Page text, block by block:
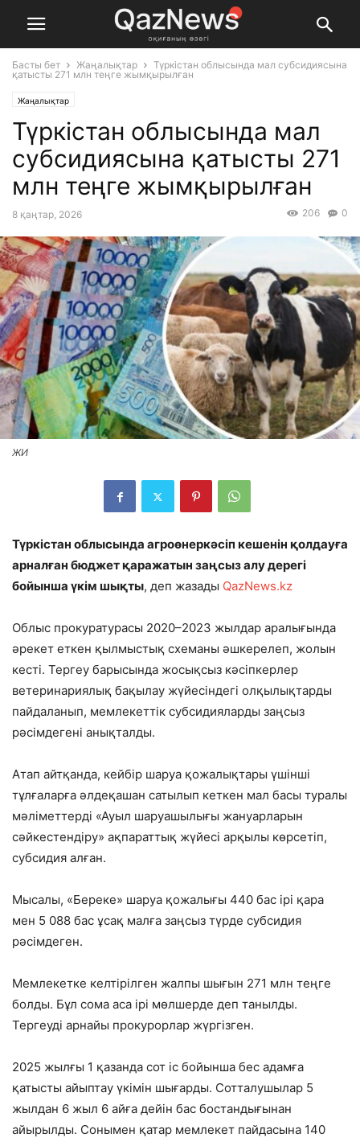
Басты бет Жаңалықтар
Түркістан облысында мал субсидиясына
қатысты 271 млн теңге жымқырылған
Жаңалықтар
Түркістан облысында мал
субсидиясына қатысты 271
млн теңге жымқырылған
8 қаңтар, 2026 0
206
ЖИ
Түркістан облысында агроөнеркәсіп кешенін қолдауға
арналған бюджет қаражатын заңсыз алу дерегі
бойынша үкім шықты, деп жазады QazNews.kz
Облыс прокуратурасы 2020–2023 жылдар аралығында
әрекет еткен қылмыстық схеманы әшкерелеп, жолын
кесті. Тергеу барысында жосықсыз кәсіпкерлер
ветеринариялық бақылау жүйесіндегі олқылықтарды
пайдаланып, мемлекеттік субсидияларды заңсыз
рәсімдегені анықталды.
Атап айтқанда, кейбір шаруа қожалықтары үшінші
тұлғаларға әлдеқашан сатылып кеткен мал басы туралы
мәліметтерді «Ауыл шаруашылығы жануарларын
сәйкестендіру» ақпараттық жүйесі арқылы көрсетіп,
субсидия алған.
Мысалы, «Береке» шаруа қожалығы 440 бас ірі қара
мен 5 088 бас ұсақ малға заңсыз түрде субсидия
рәсімдеген.
Мемлекетке келтірілген жалпы шығын 271 млн теңге
болды. Бұл сома аса ірі мөлшерде деп танылды.
Тергеуді арнайы прокурорлар жүргізген.
2025 жылғы 1 қазанда сот іс бойынша бес адамға
қатысты айыптау үкімін шығарды. Сотталушылар 5
жылдан 6 жыл 6 айға дейін бас бостандығынан
айырылды. Сонымен қатар мемлекет пайдасына 140